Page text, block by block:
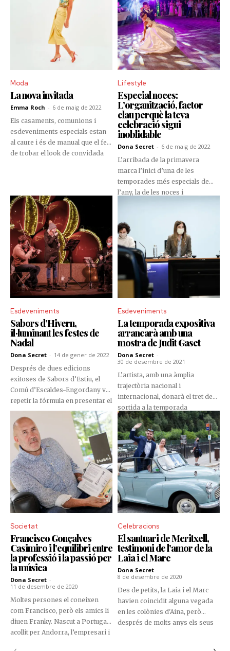
captiva el mercat andorrà amb
una novetat molt esperada.
Moda
La nova invitada
Emma Roch - 6 de maig de 2022
Els casaments, comunions i
esdeveniments especials estan
al caure i és de manual que el fet
de trobar el look de convidada
Lifestyle
Especial noces:
L’organització, factor
clau perquè la teva
celebració sigui
inoblidable
Dona Secret - 6 de maig de 2022
L’arribada de la primavera
marca l’inici d’una de les
temporades més especials de
l’any, la de les noces i
entranyables per definició,
comporten una organització
impecable i molta atenció als
petits detalls, una qüestió que
Gatzara Espectacles té molt per la
mà.
Esdeveniments
Sabors d’Hivern,
il·luminant les festes de
Nadal
Dona Secret - 14 de gener de 2022
Després de dues edicions
exitoses de Sabors d’Estiu, el
Comú d’Escaldes-Engordany va
repetir la fórmula en presentar el
primer Sabors d’Hivern, en un
format que combina
gastronomia, música i activitats
familiars.
Esdeveniments
La temporada expositiva
arrancarà amb una
mostra de Judit Gaset
Dona Secret -
30 de desembre de 2021
L’artista, amb una àmplia
trajectòria nacional i
internacional, donarà el tret de
sortida a la temporada
expositiva del Govern d’Andorra
aquest 2022. Enguany, tres
exposicions tindran lloc al nou
centre d’art que s’ubicarà al Parc
Central d’Andorra la Vella.
Societat
Francisco Gonçalves
Casimiro i l’equilibri entre
la professió i la passió per
la música
Dona Secret -
11 de desembre de 2020
Moltes persones el coneixen
com Francisco, però els amics li
diuen Franky. Nascut a Portugal i
acollit per Andorra, l’empresari i
Celebracions
El santuari de Meritxell,
testimoni de l’amor de la
Laia i el Marc
Dona Secret -
8 de desembre de 2020
Des de petits, la Laia i el Marc
havien coincidit alguna vegada
en les colònies d'Aina, però
després de molts anys els seus